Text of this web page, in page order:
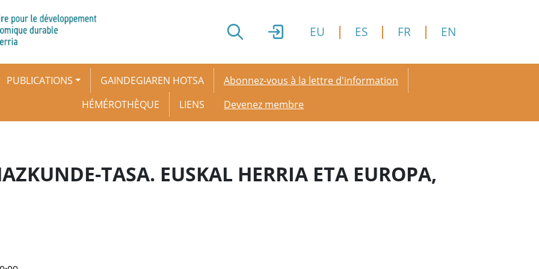
EU ES FR EN
PUBLICATIONS
GAINDEGIAREN HOTSA
HÉMÉROTHÈQUE
LIENS
Secondary menu
Abonnez-vous à la lettre d'information
Devenez membre
TASA. EUSKAL HERRIA ETA EUROPA,